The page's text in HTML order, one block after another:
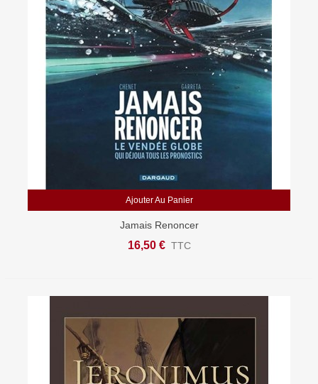
Ajouter Au Panier
Jamais Renoncer
16,50 € TTC